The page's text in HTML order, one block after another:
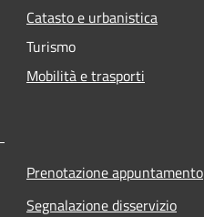
Catasto e urbanistica
Turismo
Mobilità e trasporti
Prenotazione appuntamento
Segnalazione disservizio